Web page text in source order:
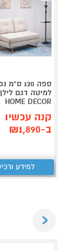
ספה 120
HOME DECOR
קנה עכשיו
ב-₪1,890
למידע